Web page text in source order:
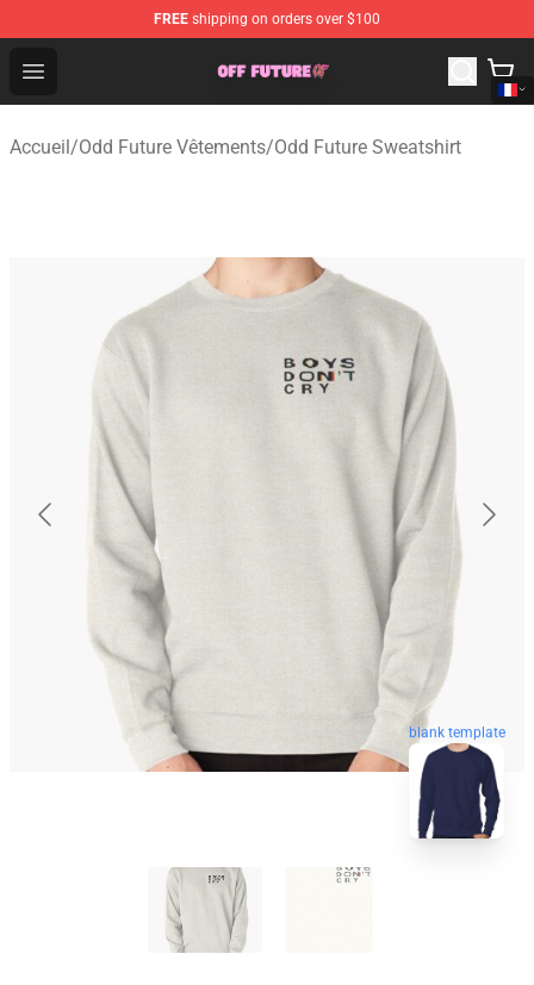
FREE shipping on orders over $100
Open menu
Odd Future Store - Official Odd Future Merchandise Shop
Accueil/Odd Future Vêtements/Odd Future Sweatshirt
blank template